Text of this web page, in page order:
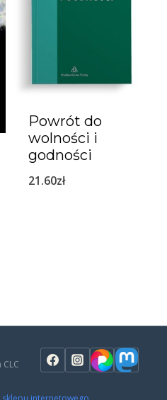
Powrót do
wolności i
godności
21.60zł